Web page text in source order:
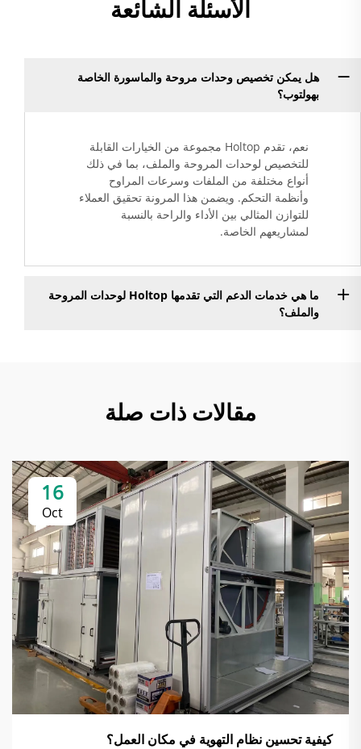
الأسئلة الشائعة
هل يمكن تخصيص وحدات مروحة والماسورة الخاصة
بهولتوب؟
نعم، تقدم Holtop مجموعة من الخيارات القابلة
للتخصيص لوحدات المروحة والملف، بما في ذلك
أنواع مختلفة من الملفات وسرعات المراوح
وأنظمة التحكم. ويضمن هذا المرونة تحقيق العملاء
للتوازن المثالي بين الأداء والراحة بالنسبة
لمشاريعهم الخاصة.
ما هي خدمات الدعم التي تقدمها Holtop لوحدات المروحة
والملف؟
مقالات ذات صلة
16
Oct
كيفية تحسين نظام التهوية في مكان العمل؟